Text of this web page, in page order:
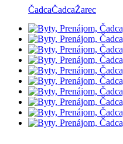
ČadcaČadcaŽarec